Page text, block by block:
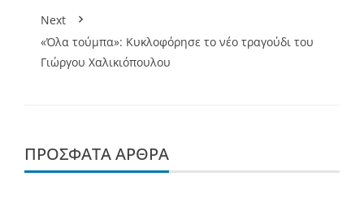
Next
«Όλα τούμπα»: Κυκλοφόρησε το νέο τραγούδι του
Γιώργου Χαλικιόπουλου
ΠΡΌΣΦΑΤΑ ΆΡΘΡΑ